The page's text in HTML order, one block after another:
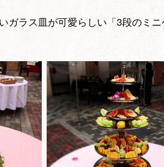
ガラス皿が可愛らしい「3段のミ